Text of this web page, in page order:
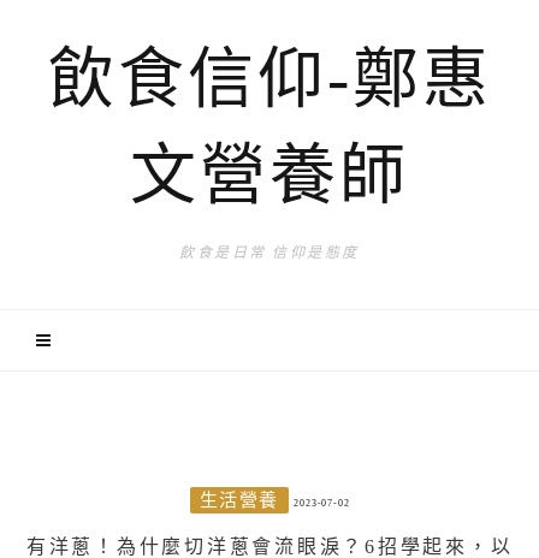
飲食信仰-鄭惠
文營養師
飲食是日常 信仰是態度
生活營養 2023-07-02
有洋蔥！為什麼切洋蔥會流眼淚？6招學起來，以